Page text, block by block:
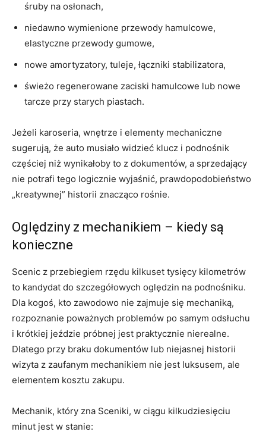
śruby na osłonach,
niedawno wymienione przewody hamulcowe,
elastyczne przewody gumowe,
nowe amortyzatory, tuleje, łączniki stabilizatora,
świeżo regenerowane zaciski hamulcowe lub nowe
tarcze przy starych piastach.
Jeżeli karoseria, wnętrze i elementy mechaniczne
sugerują, że auto musiało widzieć klucz i podnośnik
częściej niż wynikałoby to z dokumentów, a sprzedający
nie potrafi tego logicznie wyjaśnić, prawdopodobieństwo
„kreatywnej” historii znacząco rośnie.
Oględziny z mechanikiem – kiedy są
konieczne
Scenic z przebiegiem rzędu kilkuset tysięcy kilometrów
to kandydat do szczegółowych oględzin na podnośniku.
Dla kogoś, kto zawodowo nie zajmuje się mechaniką,
rozpoznanie poważnych problemów po samym odsłuchu
i krótkiej jeździe próbnej jest praktycznie nierealne.
Dlatego przy braku dokumentów lub niejasnej historii
wizyta z zaufanym mechanikiem nie jest luksusem, ale
elementem kosztu zakupu.
Mechanik, który zna Sceniki, w ciągu kilkudziesięciu
minut jest w stanie: